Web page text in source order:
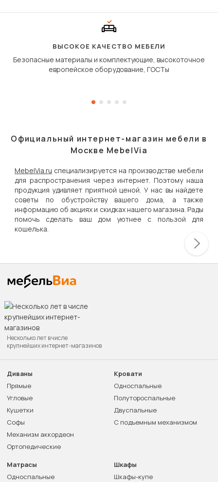
сиденье не
дугообразной
ВЫСОКОЕ КАЧЕСТВО МЕБЕЛИ
Безопасные материалы и комплектующие, высокоточное
европейское оборудование, ГОСТы
Официальный интернет-магазин мебели в
Москве MebelVia
MebelVia.ru специализируется на производстве мебели
для распространения через интернет. Поэтому наша
продукция удивляет приятной ценой. У нас вы найдете
советы по обустройству вашего дома, а также
информацию об акциях и скидках нашего магазина. Рады
помочь сделать ваш дом уютнее с пользой для
кошелька.
Несколько лет в числе
крупнейших интернет-магазинов
Диваны
Прямые
Угловые
Кушетки
Софы
Механизм аккордеон
Ортопедические
Кровати
Односпальные
Полутороспальные
Двуспальные
С подъемным механизмом
Матрасы
Односпальные
Шкафы
Шкафы-купе